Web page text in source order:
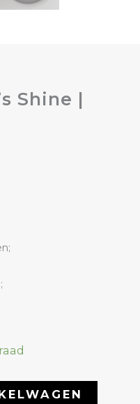
Shine |